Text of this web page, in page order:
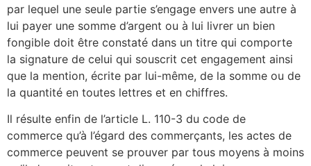
par lequel une seule partie s’engage envers une autre à
lui payer une somme d’argent ou à lui livrer un bien
fongible doit être constaté dans un titre qui comporte
la signature de celui qui souscrit cet engagement ainsi
que la mention, écrite par lui-même, de la somme ou de
la quantité en toutes lettres et en chiffres.
Il résulte enfin de l’article L. 110-3 du code de
commerce qu’à l’égard des commerçants, les actes de
commerce peuvent se prouver par tous moyens à moins